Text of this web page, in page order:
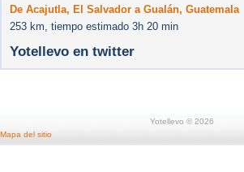
De Acajutla, El Salvador a Gualán, Guatemala
253 km, tiempo estimado 3h 20 min
Yotellevo en twitter
Yotellevo © 2026
Mapa del sitio